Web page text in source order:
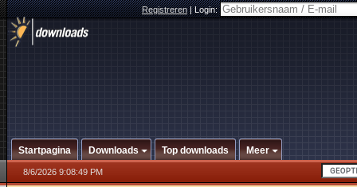
Registreren|Login:
Startpagina Downloads Top downloads Meer
8/6/2026 9:08:49 PM